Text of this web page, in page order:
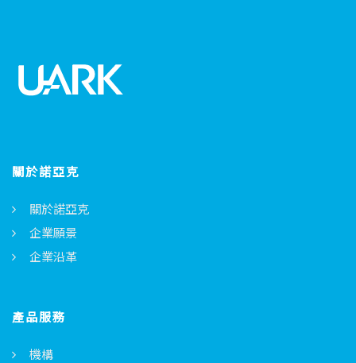
關於諾亞克
關於諾亞克
企業願景
企業沿革
產品服務
機構